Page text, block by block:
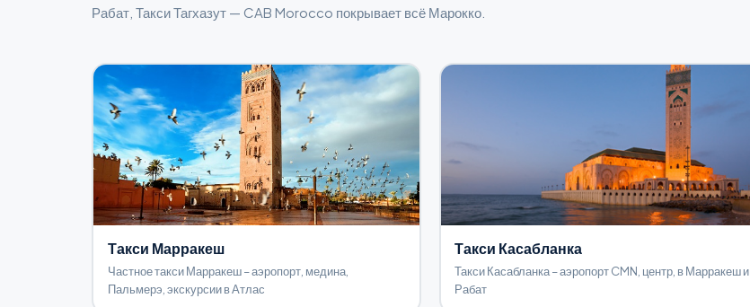
Рабат, Такси Тагхазут — CAB Morocco покрывает всё Марокко.
Такси Марракеш
Частное такси Марракеш – аэропорт, медина,
Пальмерэ, экскурсии в Атлас
Такси Касабланка
Такси Касабланка – аэропорт CMN, центр, в Марракеш и
Рабат